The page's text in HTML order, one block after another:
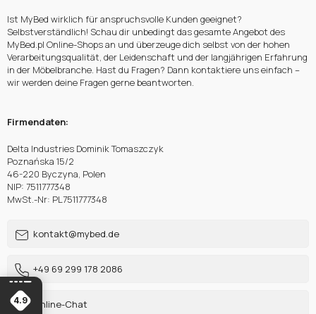
Ist MyBed wirklich für anspruchsvolle Kunden geeignet?
Selbstverständlich! Schau dir unbedingt das gesamte Angebot des
MyBed.pl Online-Shops an und überzeuge dich selbst von der hohen
Verarbeitungsqualität, der Leidenschaft und der langjährigen Erfahrung
in der Möbelbranche. Hast du Fragen? Dann kontaktiere uns einfach –
wir werden deine Fragen gerne beantworten.
Firmendaten:
Delta Industries Dominik Tomaszczyk
Poznańska 15/2
46-220 Byczyna, Polen
NIP: 7511777348
MwSt.-Nr: PL7511777348
kontakt@mybed.de
+49 69 299 178 2086
Online-Chat
4.9